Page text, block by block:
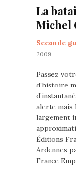
La
Michel
Seconde
2009
Passez
d’histoire
alerte mais
largement
Éditions
Ardennes
France